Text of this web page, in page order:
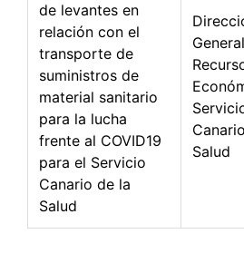
de levantes en
relación con el
transporte de
suministros de
material sanitario
para la lucha
frente al COVID19
para el Servicio
Canario de la
Salud
Salud